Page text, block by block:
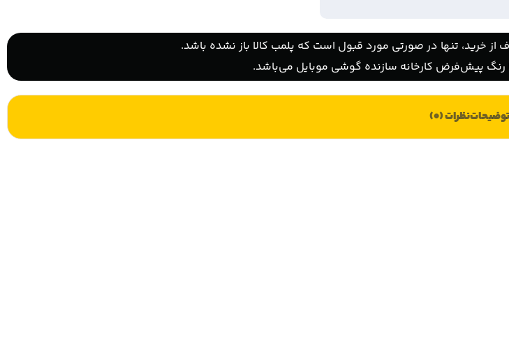
از خرید، تنها در صورتی مورد قبول است که پلمب کالا باز نشده باشد.
رنگ پیش‌فرض کارخانه سازنده گوشی موبایل می‌باشد.
توضیحاتنظرات (0)